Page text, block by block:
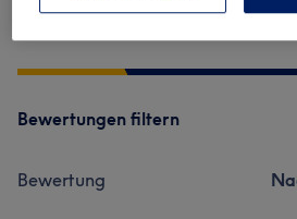
Service
Bewertungen filtern
Bewertung